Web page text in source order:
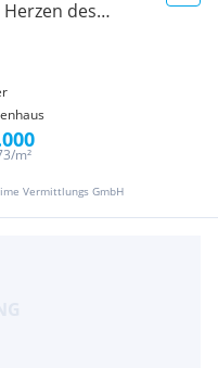
des
Vermittlungs GmbH
m²